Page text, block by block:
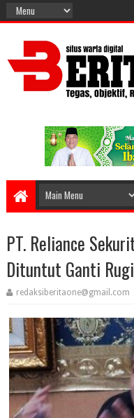
PT. Reliance
Dituntut Ganti
redaksiberitaone@gmail.com